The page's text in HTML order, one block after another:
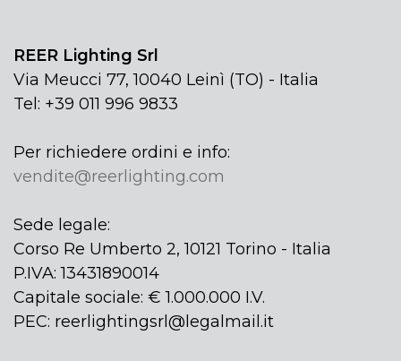
REER Lighting Srl
Via Meucci 77, 10040 Leinì (TO) - Italia
Tel: +39 011 996 9833
Per richiedere ordini e info:
vendite@reerlighting.com
Sede legale:
Corso Re Umberto 2, 10121 Torino - Italia
P.IVA: 13431890014
Capitale sociale: € 1.000.000 I.V.
PEC: reerlightingsrl@legalmail.it